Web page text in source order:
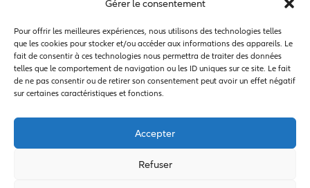
Gérer le consentement
Pour offrir les meilleures expériences, nous utilisons des technologies telles
que les cookies pour stocker et/ou accéder aux informations des appareils. Le
fait de consentir à ces technologies nous permettra de traiter des données
telles que le comportement de navigation ou les ID uniques sur ce site. Le fait
de ne pas consentir ou de retirer son consentement peut avoir un effet négatif
sur certaines caractéristiques et fonctions.
Accepter
Refuser